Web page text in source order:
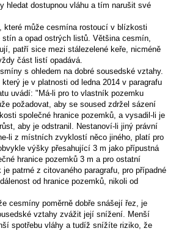
hledat dostupnou vláhu a tím narušit své
které může cesmína rostoucí v blízkosti
a opad ostrých listů. Většina cesmín,
patří sice mezi stálezelené keře, nicméně
část listí opadává.
s ohledem na dobré sousedské vztahy.
je v platnosti od ledna 2014 v paragrafu
uvádí: "Má-li pro to vlastník pozemku
požadovat, aby se soused zdržel sázení
společné hranice pozemků, a vysadil-li je
aby je odstranil. Nestanoví-li jiný právní
li z místních zvyklostí něco jiného, platí pro
výšky přesahující 3 m jako přípustná
hranice pozemků 3 m a pro ostatní
patrné z citovaného paragrafu, pro případné
od hranice pozemků, nikoli od
cesmíny poměrně dobře snášejí řez, je
vztahy zvážit její snížení. Menší
spotřebu vláhy a tudíž snížíte riziko, že